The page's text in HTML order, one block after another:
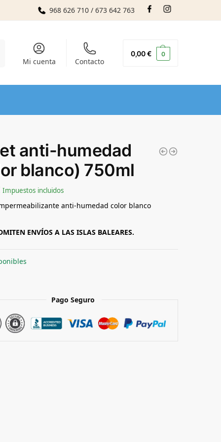
968 626 710 / 673 642 763
Mi cuenta Contacto
0,00€ 0
anti-humedad
blanco) 750ml
Impuestos incluidos
anti-humedad color blanco
ENVÍOS A LAS ISLAS BALEARES.
Pago Seguro